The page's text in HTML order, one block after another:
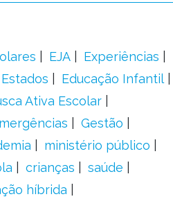
EJA
Experiências
Estados
Educação Infantil
Ativa Escolar
Gestão
ministério público
crianças
saúde
híbrida